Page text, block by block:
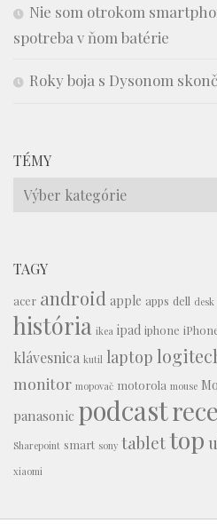
Nie som otrokom
spotreba v ňom batérie
Roky boja s Dysonom
TÉMY
Témy
TAGY
acer android apple apps dell desk
história ikea ipad iphone
klávesnica kutil laptop
monitor mopovač motorola mouse
panasonic podcast
Sharepoint smart sony tablettop
xiaomi